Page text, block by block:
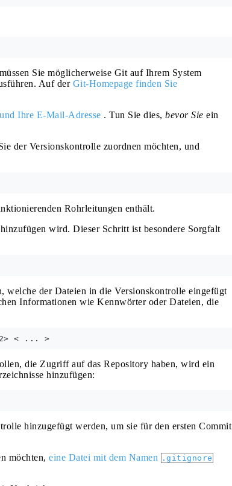
Sie möglicherweise Git auf Ihrem System
Auf der Git-Homepage finden Sie
Ihre E-Mail-Adresse . Tun Sie dies, bevor Sie ein
der Versionskontrolle zuordnen möchten, und
Rohrleitungen enthält.
wird. Dieser Schritt ist besondere Sorgfalt
welche der Dateien in die Versionskontrolle eingefügt
Informationen wie Kennwörter oder Dateien, die
die Zugriff auf das Repository haben, wird ein
hinzufügen:
hinzugefügt werden, um sie für den ersten Commit
möchten, eine Datei mit dem Namen .gitignore